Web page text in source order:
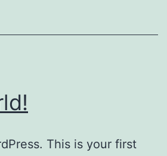
This is your first